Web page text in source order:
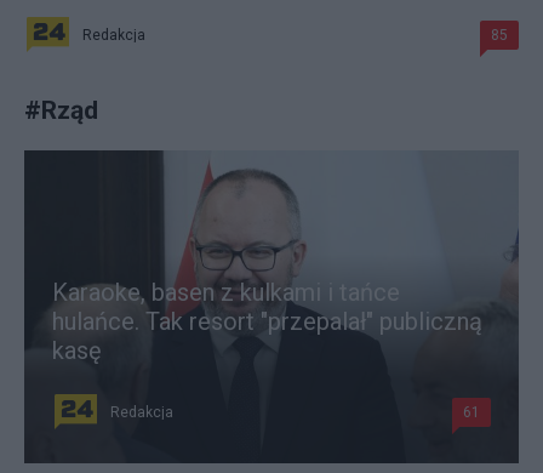
Redakcja 85
#Rząd
Karaoke, basen z kulkami i tańce
hulańce. Tak resort "przepalał" publiczną
kasę
Redakcja 61